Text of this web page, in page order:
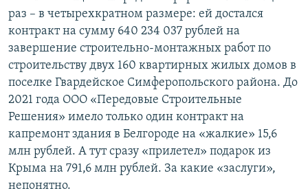
раз – в четырехкратном размере: ей достался
контракт на сумму 640 234 037 рублей на
завершение строительно-монтажных работ по
строительству двух 160 квартирных жилых домов в
поселке Гвардейское Симферопольского района. До
2021 года ООО «Передовые Строительные
Решения» имело только один контракт на
капремонт здания в Белгороде на «жалкие» 15,6
млн рублей. А тут сразу «прилетел» подарок из
Крыма на 791,6 млн рублей. За какие «заслуги»,
непонятно.